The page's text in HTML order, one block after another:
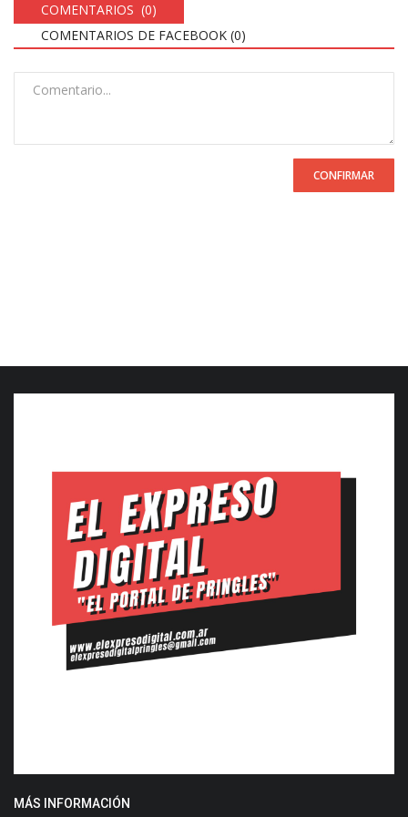
COMENTARIOS (0)
COMENTARIOS DE FACEBOOK (0)
CONFIRMAR
MÁS INFORMACIÓN